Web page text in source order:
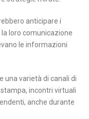
anticipare i
loro comunicazione
le informazioni
una varietà di canali di
incontri virtuali
anche durante